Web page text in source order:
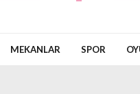
MEKANLAR SPOR